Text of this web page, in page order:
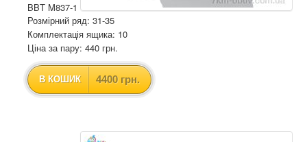
BBT M837-1
Розмірний ряд: 31-35
Комплектація ящика: 10
Ціна за пару: 440 грн.
В КОШИК 4400 грн.